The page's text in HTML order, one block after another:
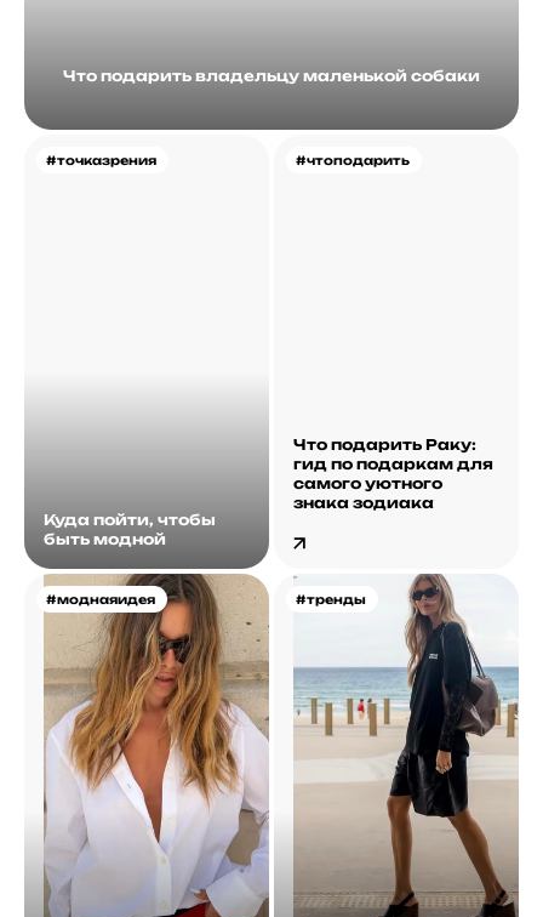
Что подарить владельцу маленькой собаки
#точказрения
Куда пойти, чтобы
быть модной
#чтоподарить
Что подарить Раку:
гид по подаркам для
самого уютного
знака зодиака
#моднаяидея #тренды